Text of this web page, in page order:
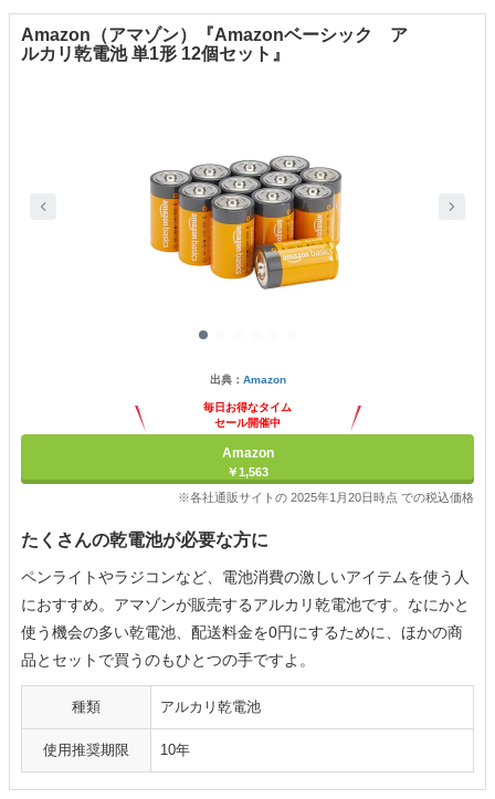
Amazon（アマゾン）『Amazonベーシック ア
ルカリ乾電池 単1形 12個セット』
出典： Amazon
毎日お得なタイム
セール開催中
Amazon
￥1,563
※各社通販サイトの 2025年1月20日時点 での税込価格
たくさんの乾電池が必要な方に
ペンライトやラジコンなど、電池消費の激しいアイテムを使う人
におすすめ。アマゾンが販売するアルカリ乾電池です。なにかと
使う機会の多い乾電池、配送料金を0円にするために、ほかの商
品とセットで買うのもひとつの手ですよ。
種類 アルカリ乾電池
使用推奨期限 10年